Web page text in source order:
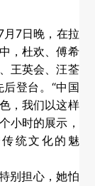
7日晚，在拉
，杜欢、傅希
王英会、汪荃
登台。“中国
，我们以这样
小时的展示，
统文化的魅
别担心，她怕